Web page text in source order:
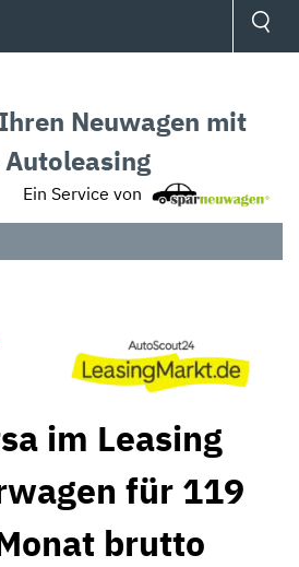
Neuwagen mit
Ein Service von
im Leasing
für 119
brutto